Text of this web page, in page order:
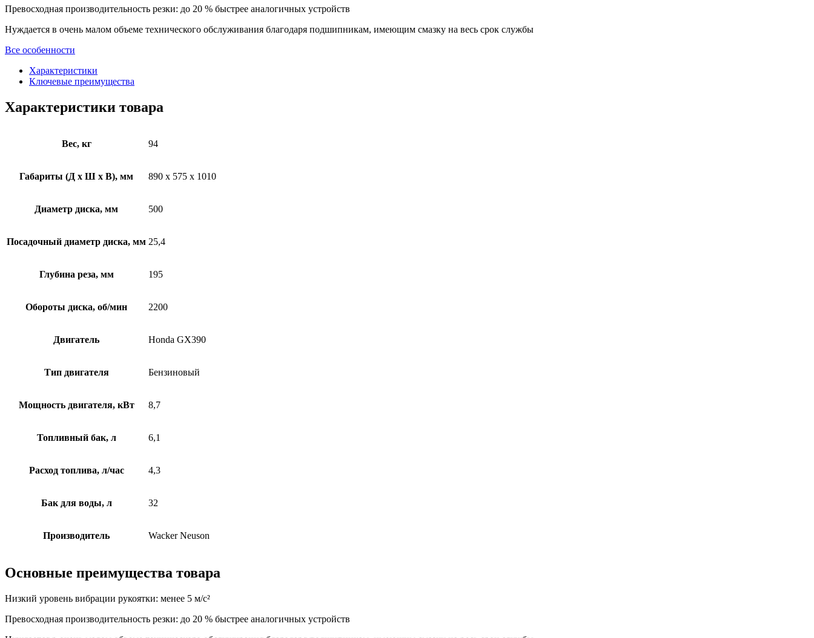
Превосходная производительность резки: до 20 % быстрее аналогичных устройств
Нуждается в очень малом объеме технического обслуживания благодаря подшипникам, имеющим смазку на весь срок службы
Все особенности
Характеристики
Ключевые преимущества
Характеристики товара
Вес, кг 94
Габариты (Д х Ш х В), мм 890 x 575 x 1010
Диаметр диска, мм 500
Посадочный диаметр диска, мм 25,4
Глубина реза, мм 195
Обороты диска, об/мин 2200
Двигатель Honda GX390
Тип двигателя Бензиновый
Мощность двигателя, кВт 8,7
Топливный бак, л 6,1
Расход топлива, л/час 4,3
Бак для воды, л 32
Производитель Wacker Neuson
Основные преимущества товара
Низкий уровень вибрации рукоятки: менее 5 м/с²
Превосходная производительность резки: до 20 % быстрее аналогичных устройств